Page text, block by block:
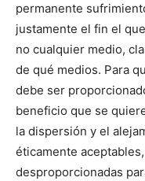
permanente
justamente el fin el
no cualquier medio,
de qué medios. Para
debe ser
beneficio que se
la dispersión y el
éticamente
desproporcionadas